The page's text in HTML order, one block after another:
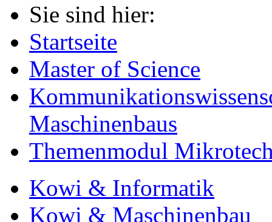
Sie sind hier:
Startseite
Master of Science
Maschinenbaus
Themenmodul
Kowi & Informatik
Kowi & Maschinenbau